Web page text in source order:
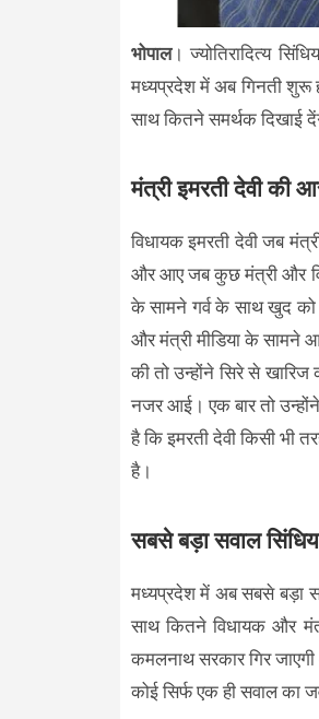
भोपाल। ज्योतिरादित्य
मध्यप्रदेश में अब गिनती शुरू
साथ कितने समर्थक दिखाई
मंत्री इमरती देवी की
विधायक इमरती देवी जब
और आए जब कुछ मंत्री और
के सामने गर्व के साथ खुद को
और मंत्री मीडिया के सामने
की तो उन्होंने सिरे से
नजर आई। एक बार तो
है कि इमरती देवी किसी भी
है।
सबसे बड़ा सवाल
मध्यप्रदेश में अब सबसे बड़ा
साथ कितने विधायक और
कमलनाथ सरकार गिर
कोई सिर्फ एक ही सवाल का